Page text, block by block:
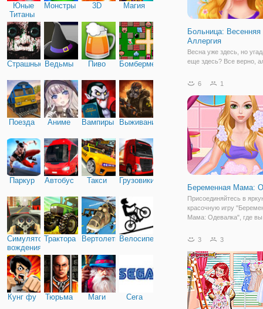
Юные
Титаны
Монстры 3D Магия
Страшные Ведьмы Пиво Бомбермен
Поезда Аниме Вампиры Выживание
Паркур Автобус Такси Грузовики
Симулятор
вождения
Трактора ВертолетыВелосипед
Кунг фу Тюрьма Маги Сега
Больница: Весенняя
Аллергия
Весна уже здесь, но
еще здесь? Все верно,
ужасно. Ей нужно
день. Отправляйтесь в
чтобы вылечить нашу
6 1
Беременная Мама:
Присоединяйтесь в
красочную игру
Мама: Одевалка", где вы
гардероб. Ведь в нем
будет гардероб из
предметов, в числе
3 3